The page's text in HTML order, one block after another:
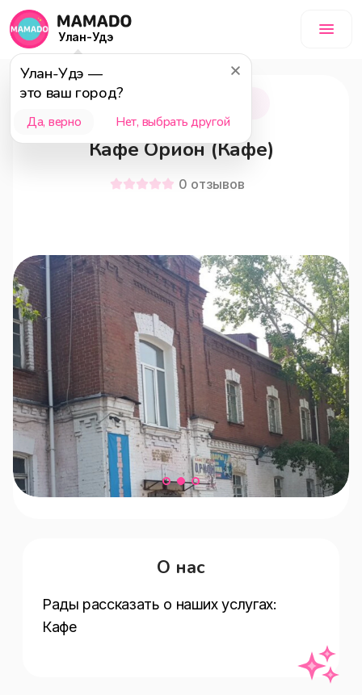
Улан-Удэ
Улан-Удэ —
это ваш город?
Да, верно Нет, выбрать другой
Улан-Удэ
Кафе Орион (Кафе)
0 отзывов
О нас
Рады рассказать о наших услугах:
Кафе